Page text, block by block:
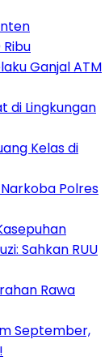
Ganjal ATM
di Lingkungan
Kelas di
Polres
Sahkan RUU
Rawa
September,